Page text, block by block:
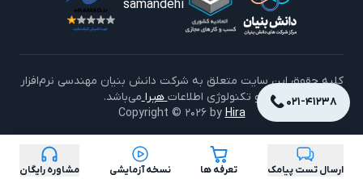
کليه حقوق اين سايت متعلق به شرکت دانش بنیان مهندسی نرم‌افزار
و تکنولوژی اطلاعات هیرا می‌باشد.
Copyright © 2026by Hira
021-41238
ارسال تست پیامک تعرفه ها نسخه آزمایشی مشاوره رایگان